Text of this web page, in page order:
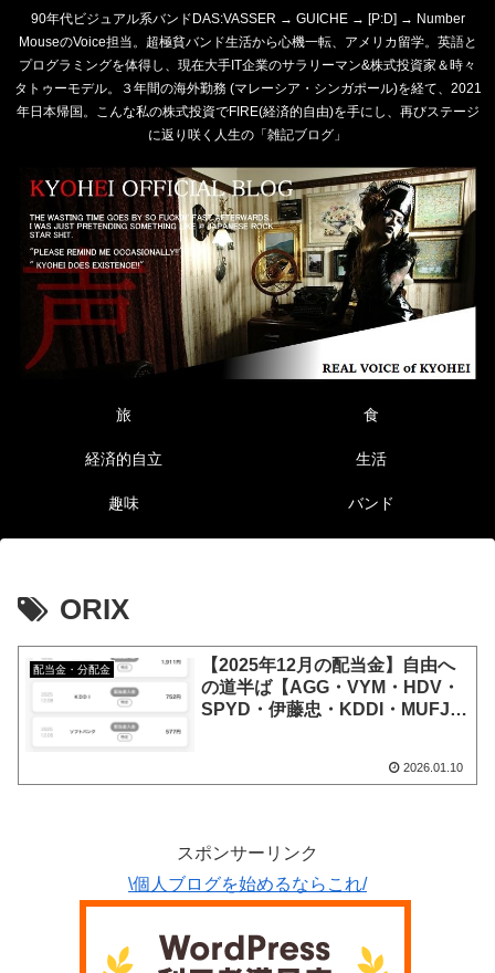
90年代ビジュアル系バンドDAS:VASSER → GUICHE → [P:D] → Number
MouseのVoice担当。超極貧バンド生活から心機一転、アメリカ留学。英語と
プログラミングを体得し、現在大手IT企業のサラリーマン&株式投資家＆時々
タトゥーモデル。３年間の海外勤務 (マレーシア・シンガポール)を経て、2021
年日本帰国。こんな私の株式投資でFIRE(経済的自由)を手にし、再びステージ
に返り咲く人生の「雑記ブログ」
旅 食
経済的自立 生活
趣味 バンド
ORIX
配当金・分配金
【2025年12月の配当金】自由へ
の道半ば【AGG・VYM・HDV・
SPYD・伊藤忠・KDDI・MUFJ・
2026.01.10
スポンサーリンク
\個人ブログを始めるならこれ/